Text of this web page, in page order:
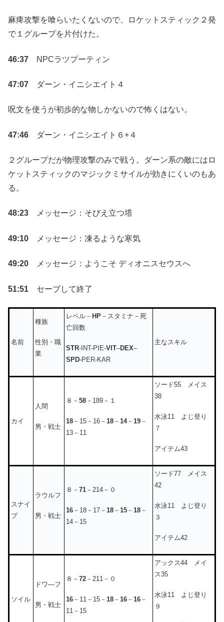
麻痺攻撃を喰らいたくないので、ロケットスティック２発
で１グループを片付けた。
46:37 NPCラツプーティン
47:07 ダーン・イニシエイト４
呪文を使うが初歩的な物しかないので怖くはない。
47:46 ダーン・イニシエイト６+４
２グループだが物理攻撃のみで戦う。ダーン系の敵にはロ
ケットスティックのマジックミサイルが効きにくいのもあ
る。
48:23 メッセージ：そびえ立つ塔
49:10 メッセージ：凍るような寒気
49:20 メッセージ：ようこそ ディオニスセウスへ
51:51 セーブして終了
名前
種族
性別・職
業
レベル－ HP －スタミナ－死
亡回数
STR-INT-PIE-VIT–DEX–
SPD-PER-KAR
主なスキル
カイ
人間
男・戦士
８－ 58 －189－１
18 －15－16－ 18 － 14－ 19 －
13－11
ソード55 メイス
38
水泳11 よじ登り
７
アイテム43
スナイ
プ
ラウルフ
男・戦士
８－ 71 －214－０
16 －18－17－ 18 － 15 － 18 －
14－15
ソード77 メイス
42
水泳11 よじ登り
３
アイテム42
ソイル
ドワ―フ
男・戦士
８－ 72 －211－０
16 －11－15－ 18 － 16 － 16 －
11－15
アックス44 メイ
ス35
水泳11 よじ登り
９